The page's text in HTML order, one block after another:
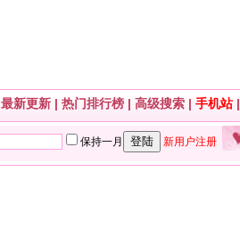
最新更新 | 热门排行榜 | 高级搜索 | 手机站|